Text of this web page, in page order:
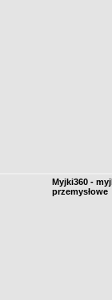
Myjki360 -
przemysłowe